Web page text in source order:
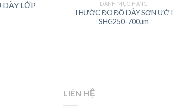
LỚP
DANH MỤC HÃNG
THƯỚC ĐO ĐỘ DÀY SƠN ƯỚT
SHG250-700µm
LIÊN HỆ